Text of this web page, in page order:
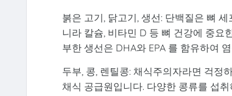
붉은 고기, 닭고기, 생선: 단백질은 뼈
니라 칼슘, 비타민 D 등 뼈 건강에 중요
부한 생선은 DHA와 EPA 를 함유하여
두부, 콩, 렌틸콩: 채식주의자라면 걱정
채식 공급원입니다. 다양한 콩류를 섭